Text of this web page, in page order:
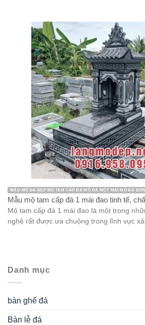
MẪU MỘ ĐÁ ĐẸP MỘ TAM CẤP ĐÁ MỘ ĐÁ MỘT MÁI MỘ ĐÁ ĐƠN
Mẫu mộ tam cấp đá 1 mái đao tinh tế,
Mộ tam cấp đá 1 mái đao là một trong
nghệ rất được ưa chuộng trong lĩnh vực
Danh mục
bàn ghế đá
Bàn lễ đá